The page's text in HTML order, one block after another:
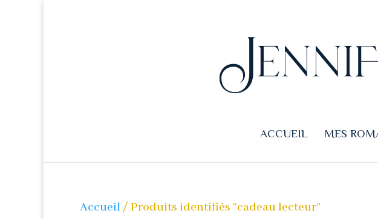
ACCUEIL MES
Accueil/ Produits identifiés “cadeau lecteur”